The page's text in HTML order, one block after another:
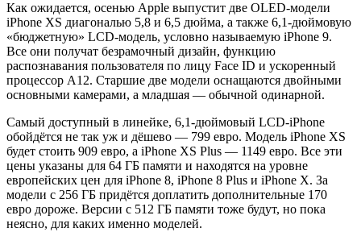
Как ожидается, осенью Apple выпустит две OLED-модели
iPhone XS диагональю 5,8 и 6,5 дюйма, а также 6,1-дюймовую
«бюджетную» LCD-модель, условно называемую iPhone 9.
Все они получат безрамочный дизайн, функцию
распознавания пользователя по лицу Face ID и ускоренный
процессор A12. Старшие две модели оснащаются двойными
основными камерами, а младшая — обычной одинарной.
Самый доступный в линейке, 6,1-дюймовый LCD-iPhone
обойдётся не так уж и дёшево — 799 евро. Модель iPhone XS
будет стоить 909 евро, а iPhone XS Plus — 1149 евро. Все эти
цены указаны для 64 ГБ памяти и находятся на уровне
европейских цен для iPhone 8, iPhone 8 Plus и iPhone X. За
модели с 256 ГБ придётся доплатить дополнительные 170
евро дороже. Версии с 512 ГБ памяти тоже будут, но пока
неясно, для каких именно моделей.